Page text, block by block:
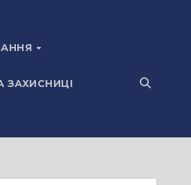
ЗАХИСНИЦІ